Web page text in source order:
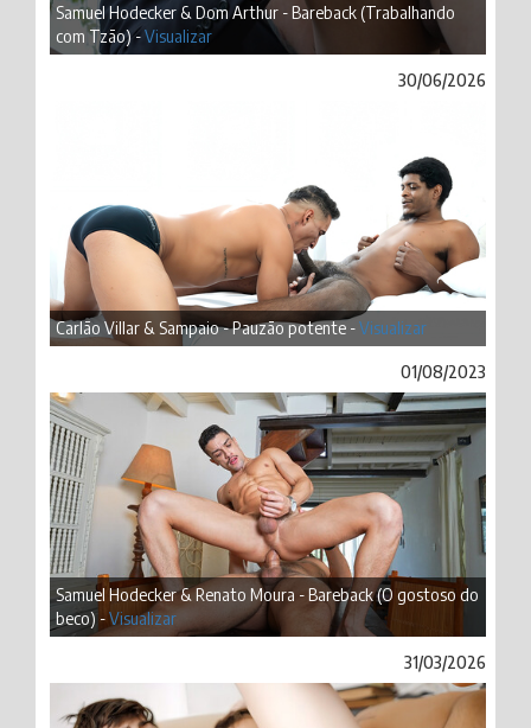
Samuel Hodecker & Dom Arthur - Bareback (Trabalhando
com Tzão) -Visualizar
30/06/2026
Carlão Villar & Sampaio - Pauzão potente -Visualizar
01/08/2023
Samuel Hodecker & Renato Moura - Bareback (O gostoso do
beco) -Visualizar
31/03/2026